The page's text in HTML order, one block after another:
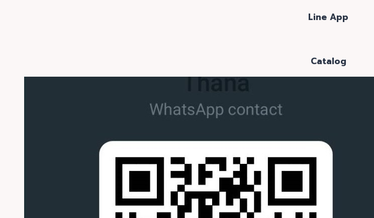
Line App
Catalog